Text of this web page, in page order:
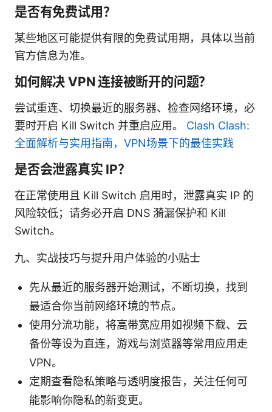
是否有免费试用？
某些地区可能提供有限的免费试用期，具体以当前
官方信息为准。
如何解决 VPN 连接被断开的问题？
尝试重连、切换最近的服务器、检查网络环境，必
要时开启 Kill Switch 并重启应用。 Clash Clash:
全面解析与实用指南，VPN场景下的最佳实践
是否会泄露真实 IP？
在正常使用且 Kill Switch 启用时，泄露真实 IP 的
风险较低；请务必开启 DNS 漪漏保护和 Kill
Switch。
九、实战技巧与提升用户体验的小贴士
先从最近的服务器开始测试，不断切换，找到
最适合你当前网络环境的节点。
使用分流功能，将高带宽应用如视频下载、云
备份等设为直连，游戏与浏览器等常用应用走
VPN。
定期查看隐私策略与透明度报告，关注任何可
能影响你隐私的新变更。